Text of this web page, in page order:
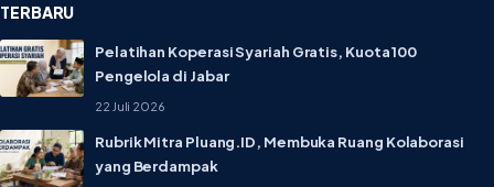
TERBARU
Pelatihan Koperasi Syariah Gratis, Kuota 100
Pengelola di Jabar
22 Juli 2026
Rubrik Mitra Pluang.ID, Membuka Ruang Kolaborasi
yang Berdampak